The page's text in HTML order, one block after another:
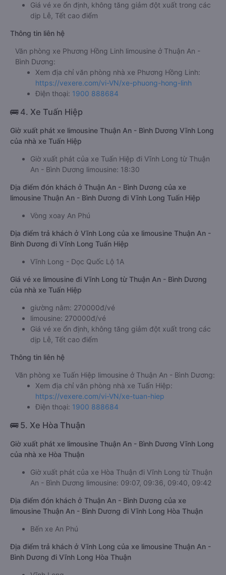
Giá vé xe ổn định, không tăng giảm đột xuất trong các
dịp Lễ, Tết cao điểm
Thông tin liên hệ
Văn phòng xe Phương Hồng Linh limousine ở Thuận An -
Bình Dương:
Xem địa chỉ văn phòng nhà xe Phương Hồng Linh:
https://vexere.com/vi-VN/xe-phuong-hong-linh
Điện thoại: 1900 888684
🚌 4. Xe Tuấn Hiệp
Giờ xuất phát xe limousine Thuận An - Bình Dương Vĩnh Long
của nhà xe Tuấn Hiệp
Giờ xuất phát của xe Tuấn Hiệp đi Vĩnh Long từ Thuận
An - Bình Dương limousine: 18:30
Địa điểm đón khách ở Thuận An - Bình Dương của xe
limousine Thuận An - Bình Dương đi Vĩnh Long Tuấn Hiệp
Vòng xoay An Phú
Địa điểm trả khách ở Vĩnh Long của xe limousine Thuận An -
Bình Dương đi Vĩnh Long Tuấn Hiệp
Vĩnh Long - Dọc Quốc Lộ 1A
Giá vé xe limousine đi Vĩnh Long từ Thuận An - Bình Dương
của nhà xe Tuấn Hiệp
giường nằm: 270000đ/vé
limousine: 270000đ/vé
Giá vé xe ổn định, không tăng giảm đột xuất trong các
dịp Lễ, Tết cao điểm
Thông tin liên hệ
Văn phòng xe Tuấn Hiệp limousine ở Thuận An - Bình Dương:
Xem địa chỉ văn phòng nhà xe Tuấn Hiệp:
https://vexere.com/vi-VN/xe-tuan-hiep
Điện thoại: 1900 888684
🚌 5. Xe Hòa Thuận
Giờ xuất phát xe limousine Thuận An - Bình Dương Vĩnh Long
của nhà xe Hòa Thuận
Giờ xuất phát của xe Hòa Thuận đi Vĩnh Long từ Thuận
An - Bình Dương limousine: 09:07, 09:36, 09:40, 09:42
Địa điểm đón khách ở Thuận An - Bình Dương của xe
limousine Thuận An - Bình Dương đi Vĩnh Long Hòa Thuận
Bến xe An Phú
Địa điểm trả khách ở Vĩnh Long của xe limousine Thuận An -
Bình Dương đi Vĩnh Long Hòa Thuận